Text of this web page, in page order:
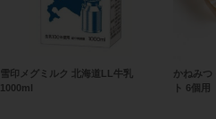
雪印メグミルク 北海道LL牛乳
1000ml
かねみつ
ト 6個